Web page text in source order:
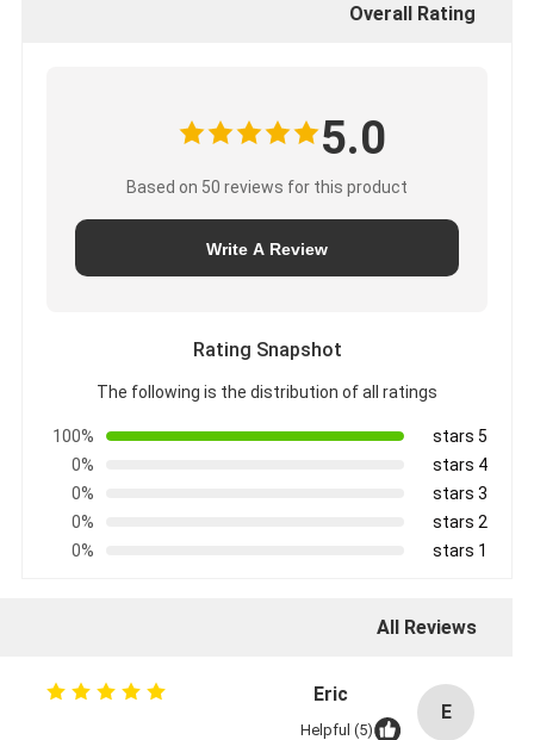
Overall Rating
5.0
Based on 50 reviews for this product
Write A Review
Rating Snapshot
The following is the distribution of all ratings
5 stars
100%
4 stars
0%
3 stars
0%
2 stars
0%
1 stars
0%
All Reviews
E
Eric
Helpful (5)